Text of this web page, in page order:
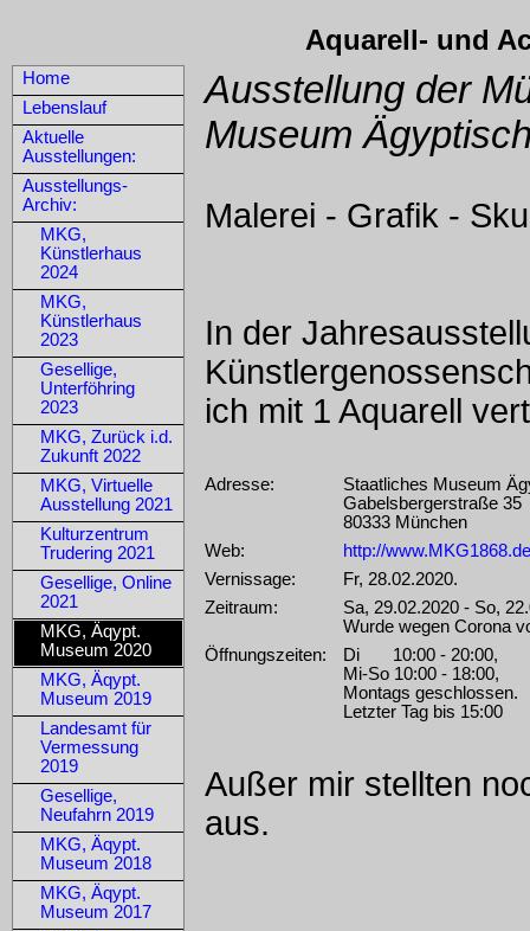
Aquarell- und
Home
Lebenslauf
Aktuelle
Ausstellungen:
Ausstellungs-
Archiv:
MKG,
Künstlerhaus
2024
MKG,
Künstlerhaus
2023
Gesellige,
Unterföhring
2023
MKG, Zurück i.d.
Zukunft 2022
MKG, Virtuelle
Ausstellung 2021
Kulturzentrum
Trudering 2021
Gesellige, Online
2021
MKG, Äqypt.
Museum 2020
MKG, Äqypt.
Museum 2019
Landesamt für
Vermessung
2019
Gesellige,
Neufahrn 2019
MKG, Äqypt.
Museum 2018
MKG, Äqypt.
Museum 2017
Ausstellung der
Museum
Malerei - Grafik -
In der
ich mit 1 Aquarell
Adresse:
Staatliches Museum
Gabelsbergerstraße 35
80333 München
Web:
http://
Vernissage:
Fr, 28.02.2020.
Zeitraum:
Sa, 29.02.2020 - So,
Wurde wegen Corona
Öffnungszeiten:
Di 10:00 - 20:00,
Mi-So 10:00 - 18:00,
Montags geschlossen.
Letzter Tag bis 15:00
Außer mir stellten
aus.